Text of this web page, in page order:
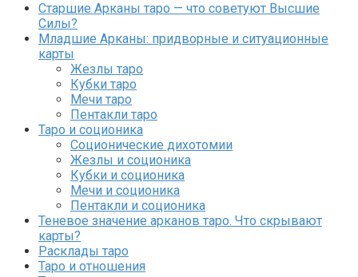
Старшие Арканы таро — что советуют Высшие
Силы?
Младшие Арканы: придворные и ситуационные
карты
Жезлы таро
Кубки таро
Мечи таро
Пентакли таро
Таро и соционика
Соционические дихотомии
Жезлы и соционика
Кубки и соционика
Мечи и соционика
Пентакли и соционика
Теневое значение арканов таро. Что скрывают
карты?
Расклады таро
Таро и отношения